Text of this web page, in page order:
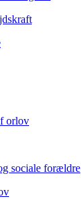
orlov
sociale forældre